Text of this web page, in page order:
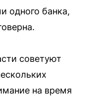
одного банка,
советуют
на время